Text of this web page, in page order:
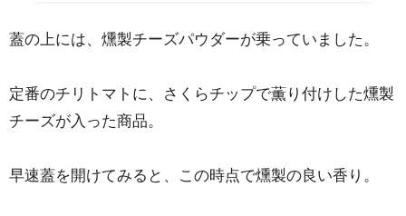
蓋の上には、燻製チーズパウダーが乗っていました。
定番のチリトマトに、さくらチップで薫り付けした燻製
チーズが入った商品。
早速蓋を開けてみると、この時点で燻製の良い香り。